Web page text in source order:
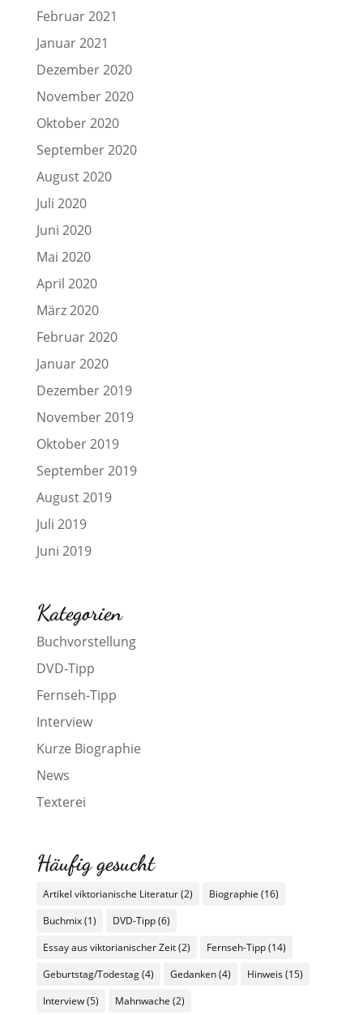
Februar 2021
Januar 2021
Dezember 2020
November 2020
Oktober 2020
September 2020
August 2020
Juli 2020
Juni 2020
Mai 2020
April 2020
März 2020
Februar 2020
Januar 2020
Dezember 2019
November 2019
Oktober 2019
September 2019
August 2019
Juli 2019
Juni 2019
Kategorien
Buchvorstellung
DVD-Tipp
Fernseh-Tipp
Interview
Kurze Biographie
News
Texterei
Häufig gesucht
Artikel viktorianische Literatur(2) Biographie (16)
Buchmix(1) DVD-Tipp(6)
Essay aus viktorianischer Zeit(2) Fernseh-Tipp(14)
Geburtstag/Todestag(4) Gedanken(4) Hinweis(15)
Interview(5) Mahnwache (2)